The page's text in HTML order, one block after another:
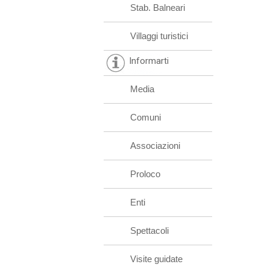
Stab. Balneari
Villaggi turistici
Informarti
Media
Comuni
Associazioni
Proloco
Enti
Spettacoli
Visite guidate